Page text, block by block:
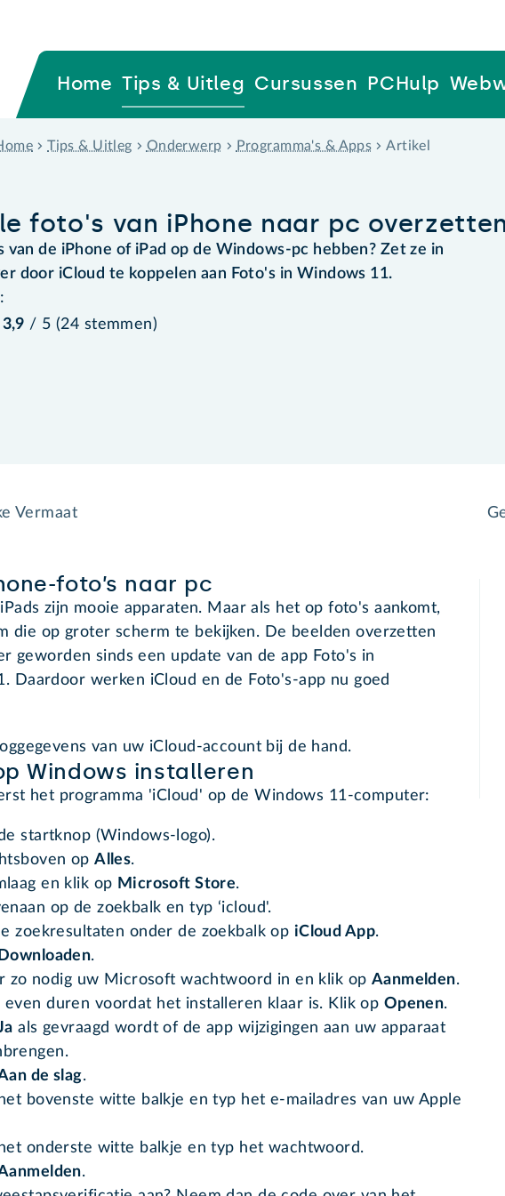
Home Tips & Uitleg Cursussen PCHulp
Tips & Uitleg Onderwerp Programma's & Apps Artikel
foto's van iPhone naar pc overzetten
de iPhone of iPad op de Windows-pc hebben? Zet ze in
door iCloud te koppelen aan Foto's in Windows 11.
3,9 / 5 (24 stemmen)
Vermaat
foto’s naar pc
zijn mooie apparaten. Maar als het op foto's aankomt,
die op groter scherm te bekijken. De beelden overzetten
geworden sinds een update van de app Foto's in
Daardoor werken iCloud en de Foto's-app nu goed
van uw iCloud-account bij de hand.
Windows installeren
het programma 'iCloud' op de Windows 11-computer:
startknop (Windows-logo).
opAlles.
en klik op Microsoft Store.
op de zoekbalk en typ ‘icloud'.
zoekresultaten onder de zoekbalk op iCloud App.
Downloaden.
zo nodig uw Microsoft wachtwoord in en klik op Aanmelden.
even duren voordat het installeren klaar is. Klik op Openen.
als gevraagd wordt of de app wijzigingen aan uw apparaat
de slag.
bovenste witte balkje en typ het e-mailadres van uw Apple
onderste witte balkje en typ het wachtwoord.
.